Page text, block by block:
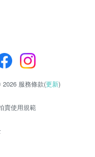
服務條款(更新)
賣使用規範